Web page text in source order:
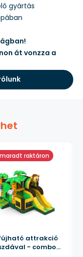
gyártás
át vonzza a
raktáron
attrakció
- combo...